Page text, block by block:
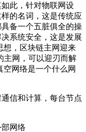
此，针对物联网设
的名词，这是传统应
备一个五脏俱全的操
系统安全，这是发展
想，区块链主网迎来
主网，可以迎刃而解
空网络是一个什么网
信和计算，每台节点
网络